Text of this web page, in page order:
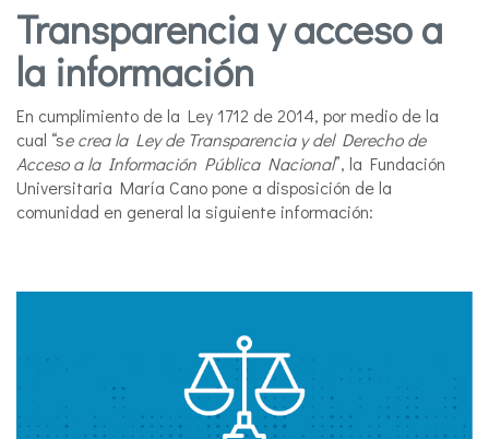
Transparencia y acceso a
la información
En cumplimiento de la Ley 1712 de 2014, por medio de la
cual “se crea la Ley de Transparencia y del Derecho de
Acceso a la Información Pública Nacional”, la Fundación
Universitaria María Cano pone a disposición de la
comunidad en general la siguiente información: